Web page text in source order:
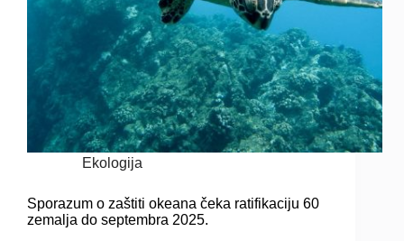
Ekologija
Sporazum o zaštiti okeana čeka ratifikaciju 60
zemalja do septembra 2025.